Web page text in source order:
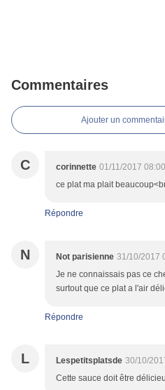
Commentaires
Ajouter un
C corinnette 01/11/2017 08:00
ce plat ma plait
Répondre
N Not parisienne 31/10/2017
Je ne connaissais pas ce
surtout que ce plat a l'air
Répondre
L Lespetitsplatsde 30/10/
Cette sauce doit être